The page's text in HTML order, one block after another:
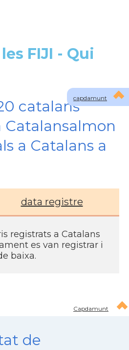
capdamunt
FIJI - Qui
catalans
Catalansalmon
a Catalans a
data registre
registrats a Catalans
es van registrar i
baixa.
Capdamunt
de